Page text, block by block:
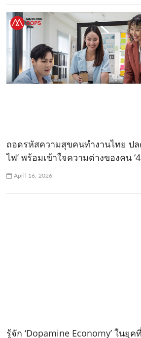
ถอดรหัสความสุขคนทำงานไทย ปล
ไฟ’ พร้อมเข้าใจความต่างของคน ‘4
April 16, 2026
รู้จัก ‘Dopamine Economy’ ในยุ